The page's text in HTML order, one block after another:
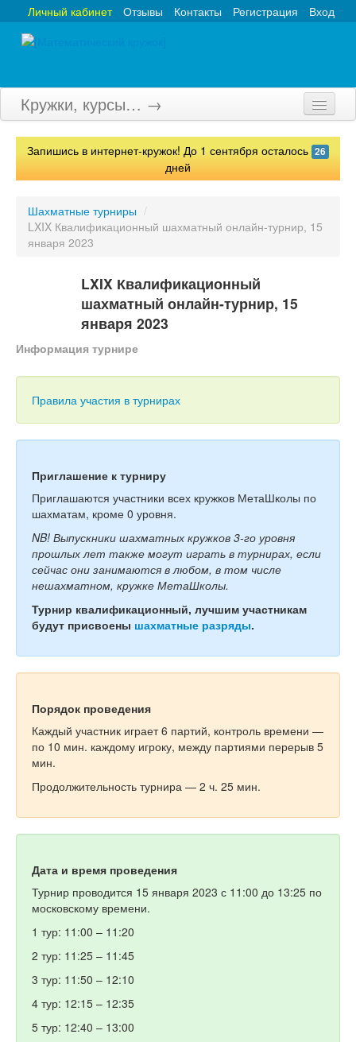
Вход
Регистрация
Контакты
Отзывы
Личный кабинет
Кружки, курсы… →
Главная
Олимпиады
Конкурсы
Вебинары
Тесты
Игры
Запишись в интернет-кружок! До 1 сентября осталось 26
дней
Шахматные турниры /
LXIX Квалификационный шахматный онлайн-турнир, 15
января 2023
LXIX Квалификационный
шахматный онлайн-турнир, 15
января 2023
Информация турнире
Правила участия в турнирах
Приглашение к турниру
Приглашаются участники всех кружков МетаШколы по
шахматам, кроме 0 уровня.
NB! Выпускники шахматных кружков 3-го уровня
прошлых лет также могут играть в турнирах, если
сейчас они занимаются в любом, в том числе
нешахматном, кружке МетаШколы.
Турнир квалификационный, лучшим участникам
будут присвоены шахматные разряды.
Порядок проведения
Каждый участник играет 6 партий, контроль времени —
по 10 мин. каждому игроку, между партиями перерыв 5
мин.
Продолжительность турнира — 2 ч. 25 мин.
Дата и время проведения
Турнир проводится 15 января 2023 с 11:00 до 13:25 по
московскому времени.
1 тур: 11:00 – 11:20
2 тур: 11:25 – 11:45
3 тур: 11:50 – 12:10
4 тур: 12:15 – 12:35
5 тур: 12:40 – 13:00